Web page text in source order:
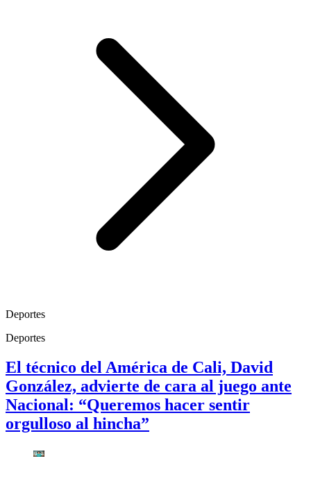
Deportes
Deportes
El técnico del América de Cali, David
González, advierte de cara al juego ante
Nacional: “Queremos hacer sentir
orgulloso al hincha”